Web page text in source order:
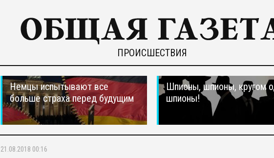
ПРОИСШЕСТВИЯ
Немцы испытывают все
больше страха перед будущим
Шпионы, шпионы, кругом
шпионы!
21.08.2018 00:16